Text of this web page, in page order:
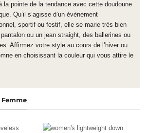
la pointe de la tendance avec cette doudoune
Qu’il s’agisse d’un événement
sportif ou festif, elle se marie très bien
ou un jean straight, des ballerines ou
Affirmez votre style au cours de l’hiver ou
en choisissant la couleur qui vous attire le